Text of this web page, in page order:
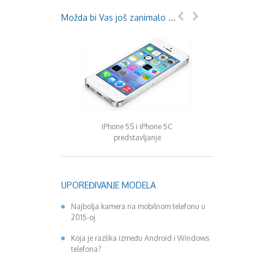
August 2019
Možda bi Vas još zanimalo ...
iPhone 5S i iPhone 5C
predstavljanje
UPOREĐIVANJE MODELA
Najbolja kamera na mobilnom telefonu u
2015-oj
Koja je razlika između Android i Windows
telefona?